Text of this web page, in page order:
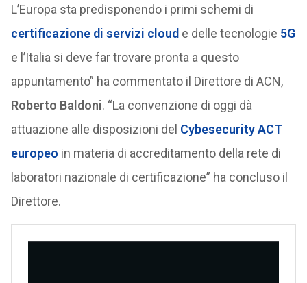
L’Europa sta predisponendo i primi schemi di
certificazione di servizi cloud e delle tecnologie 5G
e l’Italia si deve far trovare pronta a questo
appuntamento” ha commentato il Direttore di ACN,
Roberto Baldoni. “La convenzione di oggi dà
attuazione alle disposizioni del Cybesecurity ACT
europeo in materia di accreditamento della rete di
laboratori nazionale di certificazione” ha concluso il
Direttore.